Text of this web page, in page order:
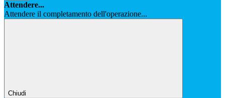
Attendere...
Attendere il completamento dell'operazione...
Chiudi